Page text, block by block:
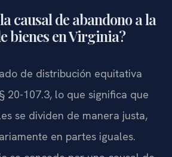
causal de abandono a la
bienes en Virginia?
de distribución equitativa
20-107.3, lo que significa que
se dividen de manera justa,
en partes iguales.